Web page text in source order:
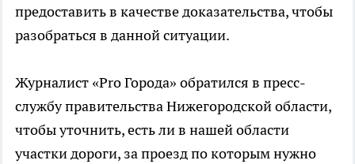
предоставить в качестве доказательства, чтобы
разобраться в данной ситуации.
Журналист «Pro Города» обратился в пресс-
службу правительства Нижегородской области,
чтобы уточнить, есть ли в нашей области
участки дороги, за проезд по которым нужно